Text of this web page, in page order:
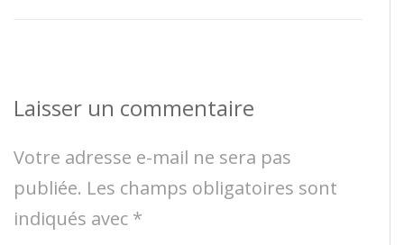
Laisser un commentaire
Votre adresse e-mail ne sera pas
publiée. Les champs obligatoires sont
indiqués avec *